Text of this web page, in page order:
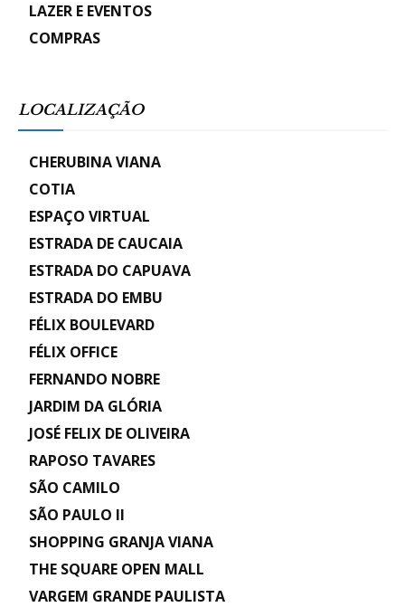
LAZER E EVENTOS
COMPRAS
LOCALIZAÇÃO
CHERUBINA VIANA
COTIA
ESPAÇO VIRTUAL
ESTRADA DE CAUCAIA
ESTRADA DO CAPUAVA
ESTRADA DO EMBU
FÉLIX BOULEVARD
FÉLIX OFFICE
FERNANDO NOBRE
JARDIM DA GLÓRIA
JOSÉ FELIX DE OLIVEIRA
RAPOSO TAVARES
SÃO CAMILO
SÃO PAULO II
SHOPPING GRANJA VIANA
THE SQUARE OPEN MALL
VARGEM GRANDE PAULISTA